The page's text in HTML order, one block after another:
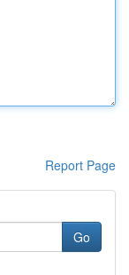
Report Page
Go